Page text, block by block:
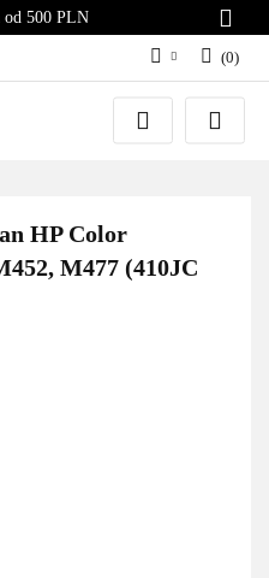
od 500 PLN
Zaloguj się
Załóż konto
(0)
HP Color
M477 (410JC